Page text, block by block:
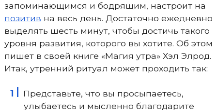
запоминающимся и бодрящим, настроит на
позитив на весь день. Достаточно ежедневно
выделять шесть минут, чтобы достичь такого
уровня развития, которого вы хотите. Об этом
пишет в своей книге «Магия утра» Хэл Элрод.
Итак, утренний ритуал может проходить так:
Представьте, что вы просыпаетесь,
улыбаетесь и мысленно благодарите